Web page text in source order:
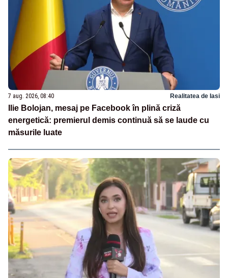
7 aug. 2026, 08:40 Realitatea de Iasi
Ilie Bolojan, mesaj pe Facebook în plină criză
energetică: premierul demis continuă să se laude cu
măsurile luate